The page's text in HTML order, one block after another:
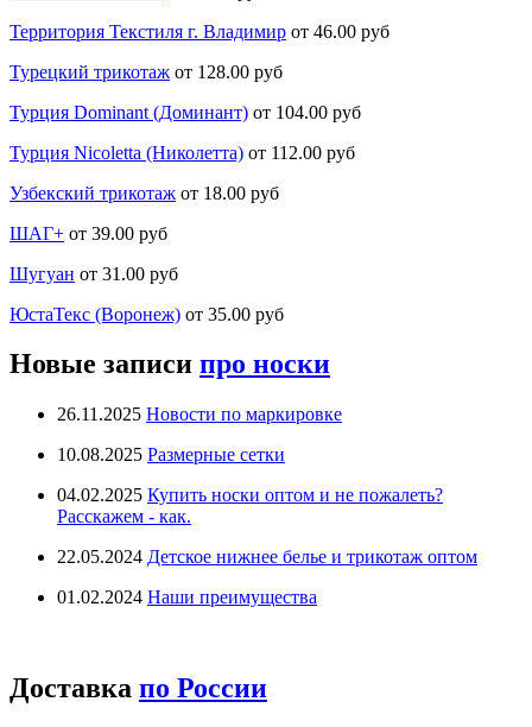
Территория Текстиля г. Владимир от 46.00 руб
Турецкий трикотаж от 128.00 руб
Турция Dominant (Доминант) от 104.00 руб
Турция Nicoletta (Николетта) от 112.00 руб
Узбекский трикотаж от 18.00 руб
ШАГ+ от 39.00 руб
Шугуан от 31.00 руб
ЮстаТекс (Воронеж) от 35.00 руб
Новые записи про носки
26.11.2025 Новости по маркировке
10.08.2025 Размерные сетки
04.02.2025 Купить носки оптом и не пожалеть?
Расскажем - как.
22.05.2024 Детское нижнее белье и трикотаж оптом
01.02.2024 Наши преимущества
Доставка по России